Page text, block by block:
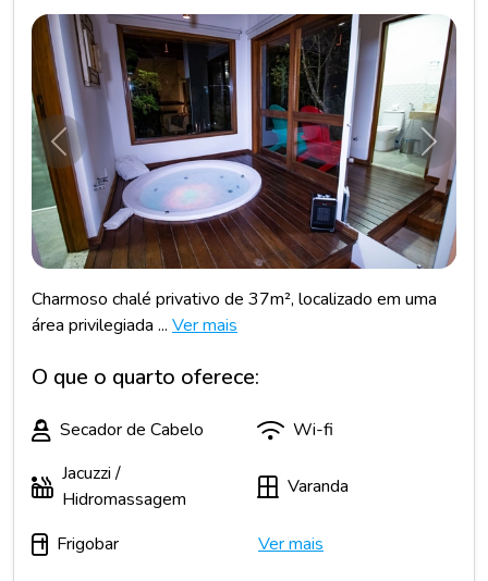
Anterior
Charmoso chalé privativo de 37m², localizado em uma
área privilegiada ... Ver mais
O que o quarto oferece:
Secador de Cabelo
Wi-fi
Jacuzzi /
Hidromassagem
Varanda
Frigobar Ver mais